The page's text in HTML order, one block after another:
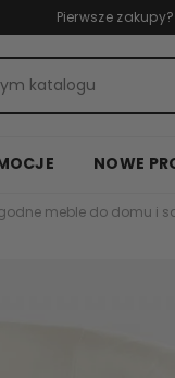
Pierwsze
NOWE
meble do domu i